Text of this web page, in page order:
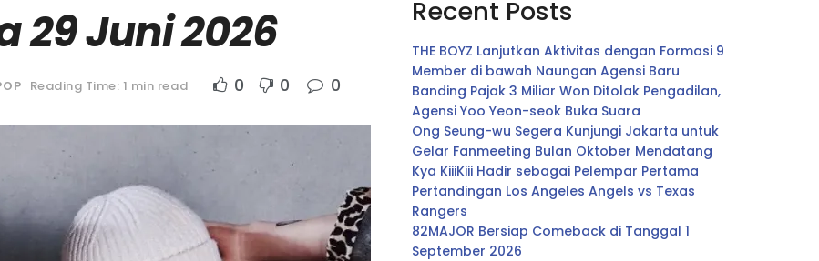
29 Juni 2026
Reading Time: 1 min read 0 0 0
Recent Posts
THE BOYZ Lanjutkan Aktivitas dengan Formasi 9
Member di bawah Naungan Agensi Baru
Banding Pajak 3 Miliar Won Ditolak Pengadilan,
Agensi Yoo Yeon-seok Buka Suara
Ong Seung-wu Segera Kunjungi Jakarta untuk
Gelar Fanmeeting Bulan Oktober Mendatang
Kya KiiiKiii Hadir sebagai Pelempar Pertama
Pertandingan Los Angeles Angels vs Texas
Rangers
82MAJOR Bersiap Comeback di Tanggal 1
September 2026